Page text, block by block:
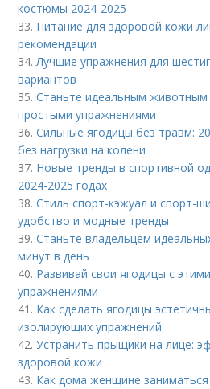
костюмы 2024-2025
33. Питание для здоровой кожи
рекомендации
34.Лучшие упражнения для
вариантов
35.Станьте идеальным животным
простыми упражнениями
36.Сильные ягодицы без травм:
без нагрузки на колени
37. Новые тренды в спортивной
2024-2025 годах
38.Стиль спорт-кэжуал и спорт-
удобство и модные тренды
39.Станьте владельцем
минут в день
40. Развивай свои ягодицы с
упражнениями
41. Как сделать ягодицы
изолирующих упражнений
42.Устранить прыщики на лице:
здоровой кожи
43. Как дома женщине